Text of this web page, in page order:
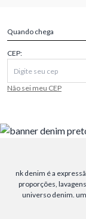
Quando chega
CEP:
Não sei meu CEP
nk denim é a
proporções,
universo denim.